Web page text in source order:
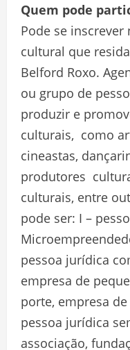
Quem pode
Pode se
cultural que
Belford Roxo.
ou grupo de
produzir e
culturais, como
cineastas,
produtores
culturais, entre
pode ser: I –
pessoa jurídica
empresa de
porte, empresa
pessoa jurídica
associação,